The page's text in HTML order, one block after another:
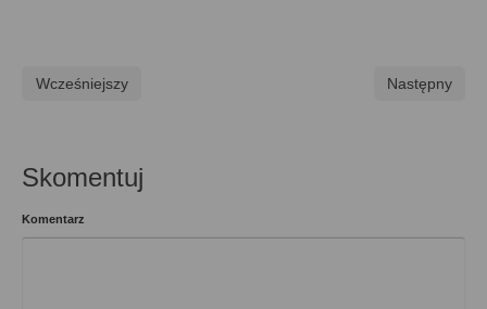
Wcześniejszy Następny
Skomentuj
Komentarz